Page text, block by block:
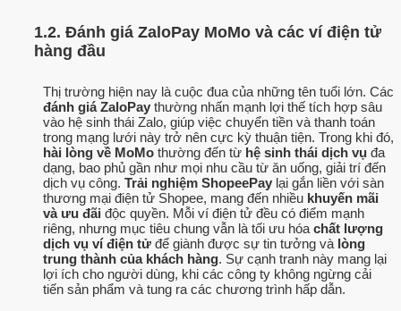
1.2. Đánh giá ZaloPay MoMo và các ví điện tử
hàng đầu
Thị trường hiện nay là cuộc đua của những tên tuổi lớn. Các
đánh giá ZaloPay thường nhấn mạnh lợi thế tích hợp sâu
vào hệ sinh thái Zalo, giúp việc chuyển tiền và thanh toán
trong mạng lưới này trở nên cực kỳ thuận tiện. Trong khi đó,
hài lòng về MoMo thường đến từ hệ sinh thái dịch vụ đa
dạng, bao phủ gần như mọi nhu cầu từ ăn uống, giải trí đến
dịch vụ công. Trải nghiệm ShopeePay lại gắn liền với sàn
thương mại điện tử Shopee, mang đến nhiều khuyến mãi
và ưu đãi độc quyền. Mỗi ví điện tử đều có điểm mạnh
riêng, nhưng mục tiêu chung vẫn là tối ưu hóa chất lượng
dịch vụ ví điện tử để giành được sự tin tưởng và lòng
trung thành của khách hàng. Sự cạnh tranh này mang lại
lợi ích cho người dùng, khi các công ty không ngừng cải
tiến sản phẩm và tung ra các chương trình hấp dẫn.